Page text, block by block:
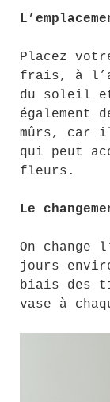
Placez
frais, à
du soleil
également
mûrs, car
qui peut
fleurs.
Le
On change
jours
biais des
vase à